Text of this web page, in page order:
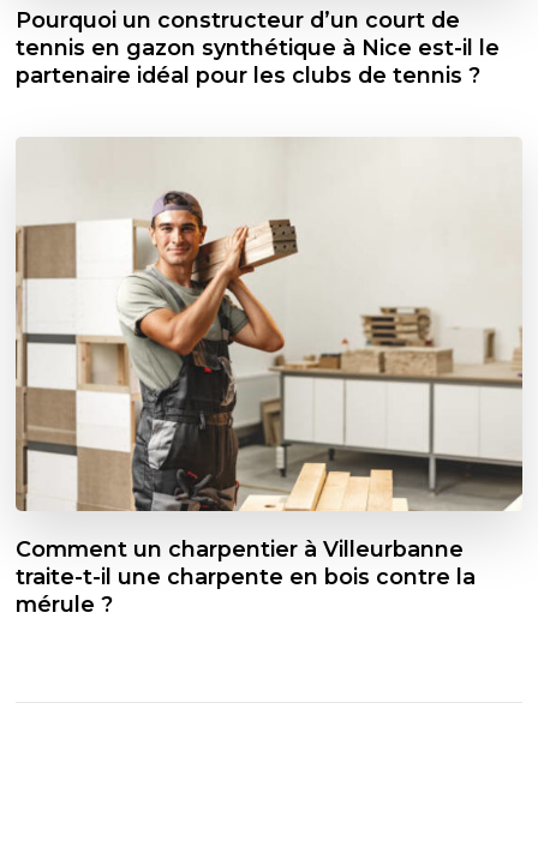
Pourquoi un constructeur d’un court de
tennis en gazon synthétique à Nice est-il le
partenaire idéal pour les clubs de tennis ?
Comment un charpentier à Villeurbanne
traite-t-il une charpente en bois contre la
mérule ?